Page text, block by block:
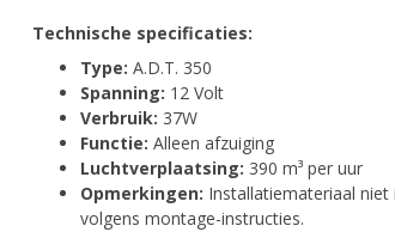
Technische specificaties:
Type: A.D.T. 350
Spanning: 12 Volt
Verbruik: 37W
Functie: Alleen afzuiging
Luchtverplaatsing: 390 m³ per uur
Opmerkingen: Installatiemateriaal
volgens montage-instructies.